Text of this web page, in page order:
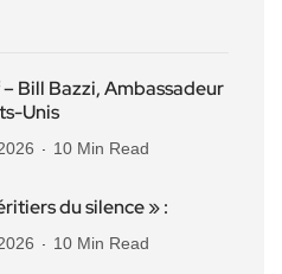
– Bill Bazzi, Ambassadeur
Unis
10 Min Read
du silence » :
10 Min Read